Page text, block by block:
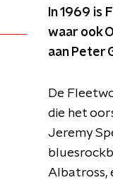
In 1969 is
waar ook
aan Peter
De
die het
Jeremy
Albatross,